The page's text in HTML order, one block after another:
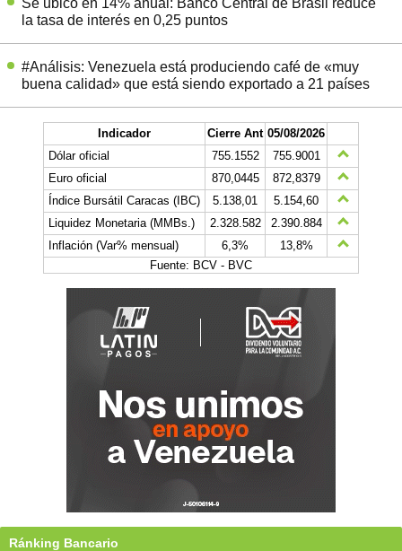
Se ubicó en 14% anual: Banco Central de Brasil reduce
la tasa de interés en 0,25 puntos
#Análisis: Venezuela está produciendo café de «muy
buena calidad» que está siendo exportado a 21 países
Indicador Cierre Ant 05/08/2026
Dólar oficial
755.1552
755.9001
Euro oficial
870,0445
872,8379
Índice Bursátil Caracas (IBC)
5.138,01
5.154,60
Liquidez Monetaria (MMBs.)
2.328.582
2.390.884
Inflación (Var% mensual)
6,3%
13,8%
Fuente: BCV - BVC
Ránking Bancario